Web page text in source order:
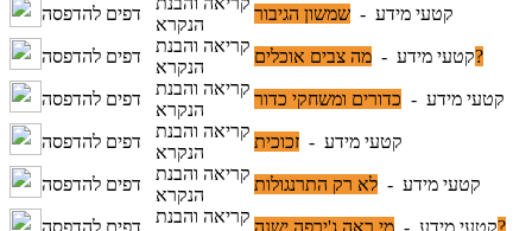
דפים להדפסה
הנקרא
קטעי מידע - שמשון הגיבור
דפים להדפסה
קריאה והבנת
הנקרא
קטעי מידע -מה צבים אוכלים?
דפים להדפסה
קריאה והבנת
הנקרא
קטעי מידע - כדורים ומשחקי כדור
דפים להדפסה
קריאה והבנת
הנקרא
קטעי מידע - זכוכית
דפים להדפסה
קריאה והבנת
הנקרא
קטעי מידע - לא רק התרנגולות
קריאה והבנת